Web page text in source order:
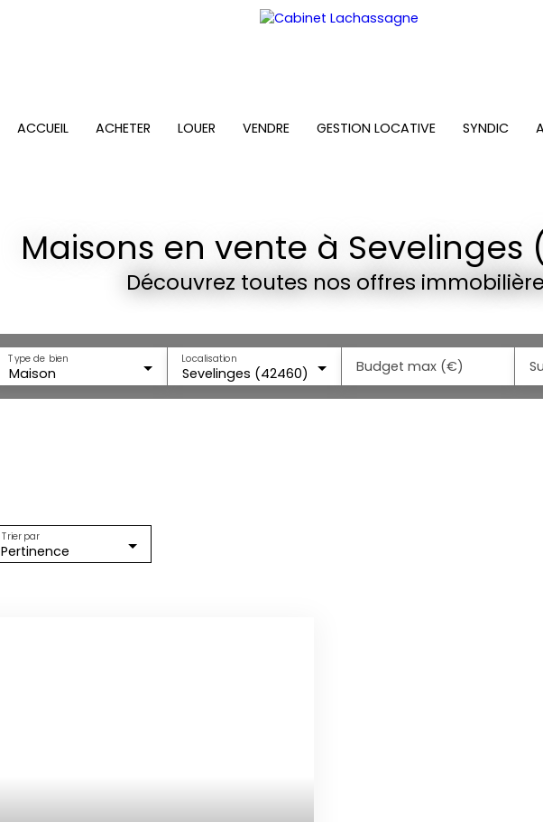
ACCUEIL ACHETER LOUER VENDRE GESTION LOCATIVE SYNDIC
Maisons en vente à Sevelinges
Découvrez toutes nos offres
Maison
Type de bien
Sevelinges (42460)
Localisation Budget max (€)
Pertinence
Trier par